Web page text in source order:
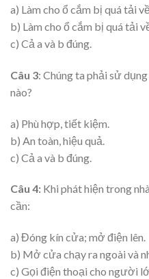
a) Làm cho ổ cắm bị quá tải
b) Làm cho ổ cắm bị quá tải
c) Cả a và b đúng.
Câu 3: Chúng ta phải sử
nào?
a) Phù hợp, tiết kiệm.
b) An toàn, hiệu quả.
c) Cả a và b đúng.
Câu 4: Khi phát hiện trong
cần:
a) Đóng kín cửa; mở điện lên.
b) Mở cửa chạy ra ngoài và
c) Gọi điện thoại cho người